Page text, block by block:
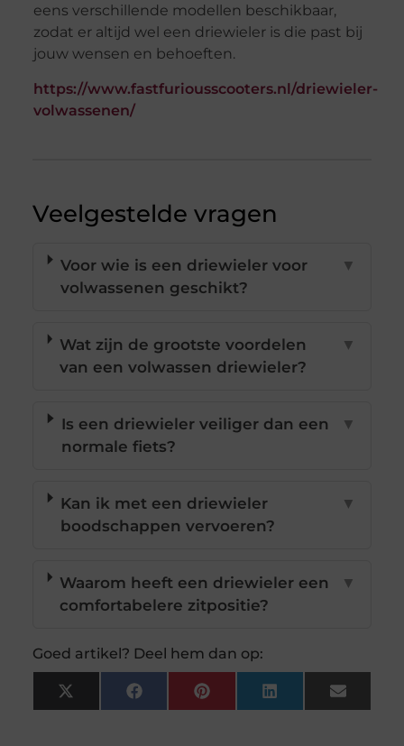
eens verschillende modellen beschikbaar,
zodat er altijd wel een driewieler is die past bij
jouw wensen en behoeften.
https://www.fastfuriousscooters.nl/driewieler-
volwassenen/
Veelgestelde vragen
Voor wie is een driewieler voor
volwassenen geschikt?
▼
Wat zijn de grootste voordelen
van een volwassen driewieler?
▼
Is een driewieler veiliger dan een
normale fiets?
▼
Kan ik met een driewieler
boodschappen vervoeren?
▼
Waarom heeft een driewieler een
comfortabelere zitpositie?
▼
Goed artikel? Deel hem dan op:
X
(Twitter)
FacebookPinterestLinkedInEmail